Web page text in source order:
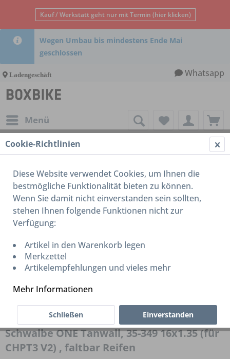
Kauf / Werkstatt geht nur mit Termin (hier klicken)
Wegen Umbau bis mindestens Ende Mai
geschlossen
Ladengeschäft Whatsapp
Menü
Schwalbe ONE Tanwall, 35-349 16x1.35 (für
CHPT3 V2) , faltbar Reifen
Cookie-Richtlinien
Diese Website verwendet Cookies, um Ihnen die
bestmögliche Funktionalität bieten zu können.
Wenn Sie damit nicht einverstanden sein sollten,
stehen Ihnen folgende Funktionen nicht zur
Verfügung:
Artikel in den Warenkorb legen
Merkzettel
Artikelempfehlungen und vieles mehr
Mehr Informationen
Einverstanden
Schließen